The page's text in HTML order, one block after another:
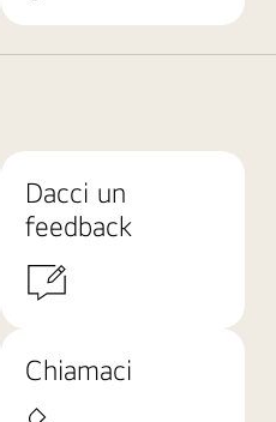
Dacci un
feedback
Chiamaci